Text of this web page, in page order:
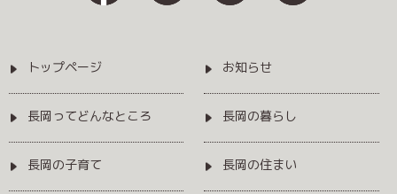
トップページ
長岡ってどんなところ
長岡の子育て
お知らせ
長岡の暮らし
長岡の住まい